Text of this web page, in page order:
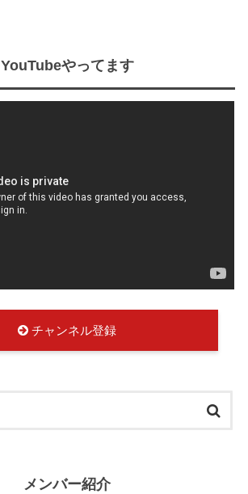
YouTubeやってます
チャンネル登録
メンバー紹介